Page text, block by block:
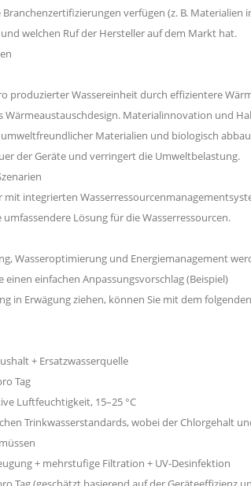
verfügen (z. B.
welchen Ruf der Hersteller auf dem Markt hat.
produzierter Wassereinheit durch effizientere
Materialinnovation und
Materialien und biologisch
der Geräte und verringert die Umweltbelastung.
integrierten
Lösung für die Wasserressourcen.
Wasseroptimierung und Energiemanagement
einen einfachen Anpassungsvorschlag (Beispiel)
in Erwägung ziehen, können Sie mit dem
+ Ersatzwasserquelle
Tag
Luftfeuchtigkeit, 15–25 °C
Trinkwasserstandards, wobei der Chlorgehalt
+ mehrstufige Filtration + UV-Desinfektion